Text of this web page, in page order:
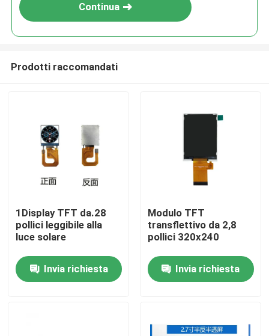
Casa
Continua
Prodotti raccomandati
1Display TFT da.28
pollici leggibile alla
luce solare
Invia richiesta
Modulo TFT
transflettivo da 2,8
pollici 320x240
Invia richiesta